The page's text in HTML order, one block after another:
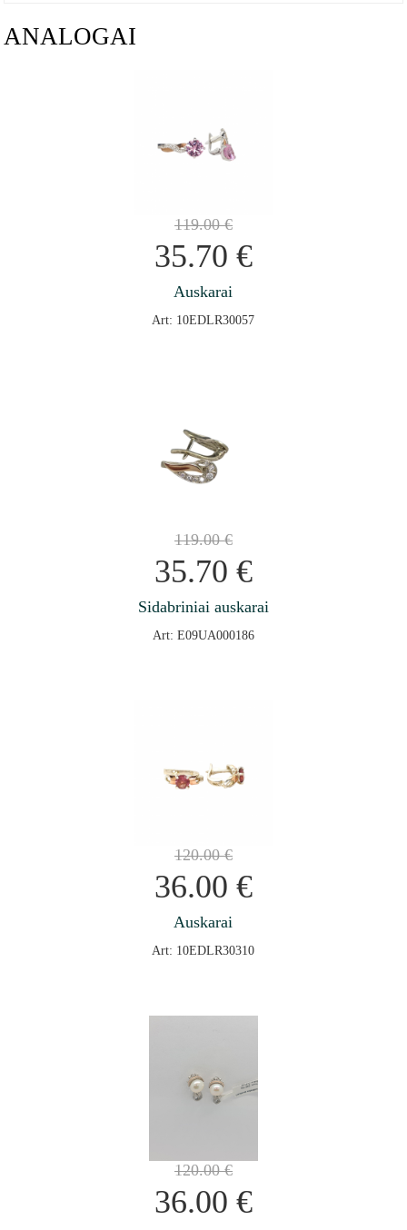
ANALOGAI
119.00€
35.70 €
Auskarai
Art: 10EDLR30057
119.00€
35.70 €
Sidabriniai auskarai
Art: E09UA000186
120.00€
36.00 €
Auskarai
Art: 10EDLR30310
120.00€
36.00 €